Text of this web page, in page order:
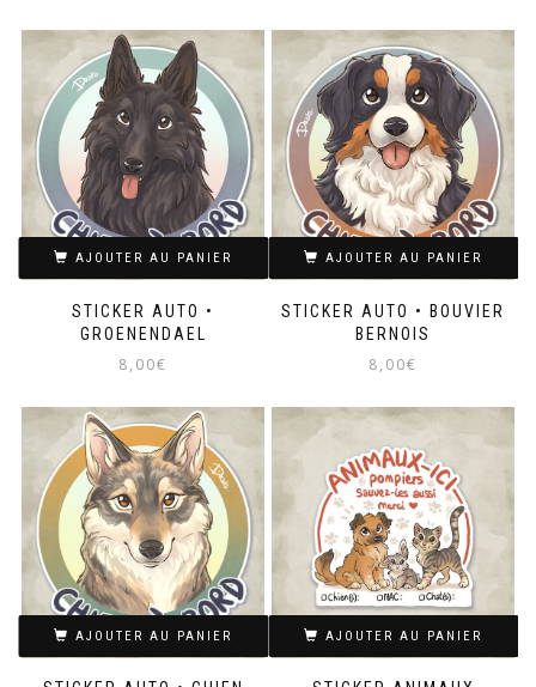
STICKER AUTO •
GROENENDAEL
8,00€
AJOUTER AU PANIER
STICKER AUTO • BOUVIER
BERNOIS
8,00€
AJOUTER AU PANIER
AJOUTER AU PANIER AJOUTER AU PANIER